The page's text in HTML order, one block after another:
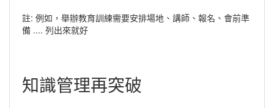
註: 例如，舉辦教育訓練需要安排場地、講師、報名、會前準
備 .... 列出來就好
知識管理再突破